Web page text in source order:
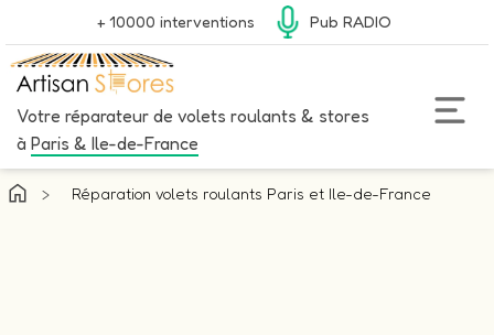
+ 10000 interventions Pub RADIO
Votre réparateur de volets roulants & stores
à Paris & Ile-de-France
> Réparation volets roulants Paris et Ile-de-France